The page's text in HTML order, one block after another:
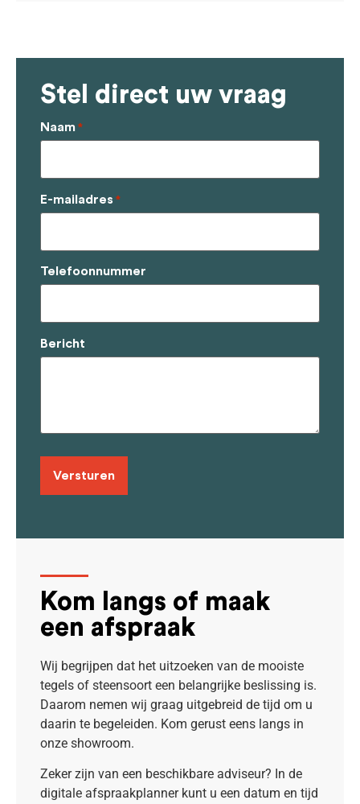
Stel direct uw vraag
Naam *
E-mailadres *
Telefoonnummer
Bericht
Kom langs of maak
een afspraak
Wij begrijpen dat het uitzoeken van de mooiste
tegels of steensoort een belangrijke beslissing is.
Daarom nemen wij graag uitgebreid de tijd om u
daarin te begeleiden. Kom gerust eens langs in
onze showroom.
Zeker zijn van een beschikbare adviseur? In de
digitale afspraakplanner kunt u een datum en tijd